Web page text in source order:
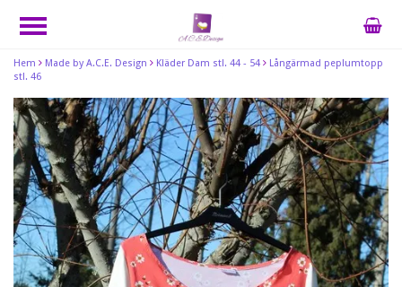
Hem Made by A.C.E. Design Kläder Dam stl. 44 - 54
Långärmad peplumtopp
stl. 46